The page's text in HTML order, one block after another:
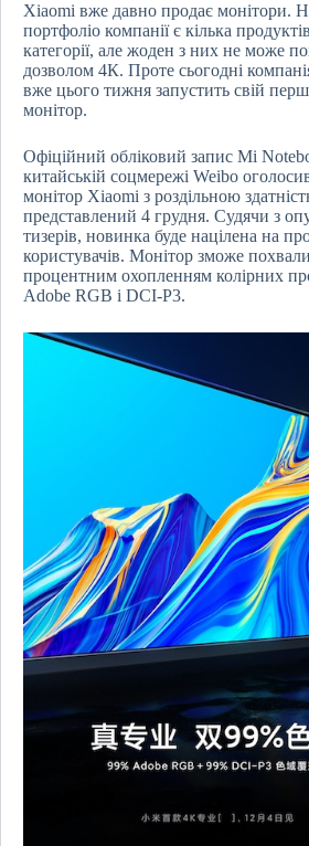
Xiaomi вже давно продає монітори.
портфоліо компанії є кілька
категорії, але жоден з них не може
дозволом 4К. Проте сьогодні
вже цього тижня запустить свій
монітор.
Офіційний обліковий запис Mi
китайській соцмережі Weibo
монітор Xiaomi з роздільною
представлений 4 грудня. Судячи з
тизерів, новинка буде націлена на
користувачів. Монітор зможе
процентним охопленням колірних
Adobe RGB і DCI-P3.